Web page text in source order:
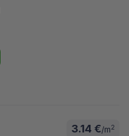
3.14 €/m2